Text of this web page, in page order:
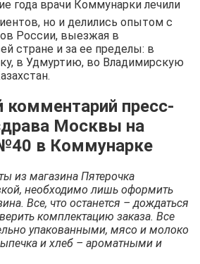
года врачи Коммунарки лечили
но и делились опытом с
России, выезжая в
стране и за ее пределы: в
в Удмуртию, во Владимирскую
пресс-
Москвы на
в Коммунарке
из магазина Пятерочка
необходимо лишь оформить
Все, что останется – дождаться
комплектацию заказа. Все
упакованными, мясо и молоко
и хлеб – ароматными и